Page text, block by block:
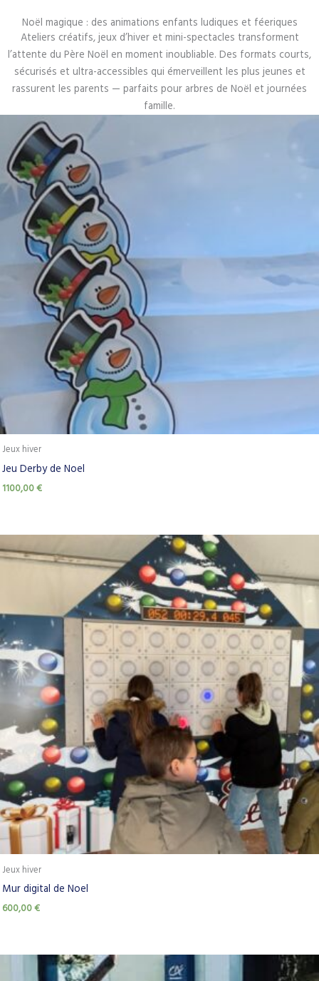
Noël magique : des animations enfants ludiques et féeriques
Ateliers créatifs, jeux d’hiver et mini-spectacles transforment
l’attente du Père Noël en moment inoubliable. Des formats courts,
sécurisés et ultra-accessibles qui émerveillent les plus jeunes et
rassurent les parents — parfaits pour arbres de Noël et journées
famille.
Jeux hiver
Jeu Derby de Noel
1100,00€
Jeux hiver
Mur digital de Noel
600,00€